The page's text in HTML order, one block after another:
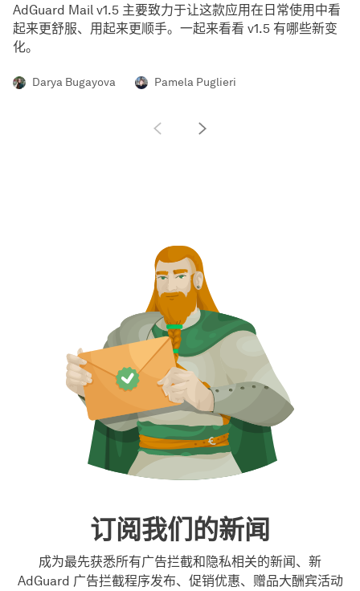
AdGuard Mail v1.5 主要致力于让这款应用在日常使用中看
起来更舒服、用起来更顺手。一起来看看 v1.5 有哪些新变
化。
Darya Bugayova Pamela Puglieri
订阅我们的新闻
成为最先获悉所有广告拦截和隐私相关的新闻、新
AdGuard 广告拦截程序发布、促销优惠、赠品大酬宾活动